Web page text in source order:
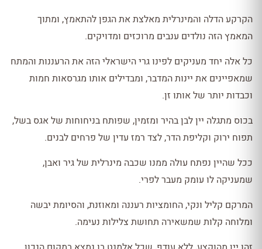
הקרקע הדלה והמינרלית מאלצת את הגפן להתאמץ, ומתוך
המאמץ הזה נולדים ענבים מרוכזים ומדויקים.
כל אלה יחד מעניקים לפינו גרי הישראלי הזה את הרעננות והמתח
שמאפיינים את יינות המדבר, ומבדילים אותו מגרסאות חמות
וכבדות יותר של אותו זן.
בכוס מתגלה יין לבן בהיר ומזמין, שפותח בניחוחות של אגס בשל,
תפוח ירוק וקליפת הדר, לצד רמז עדין של פרחים לבנים.
ככל שהיין נפתח עולה ממנו שכבה מינרלית של גיר ואבן,
שמעניקה לו עומק מעבר לפרי.
המרקם קליל ונקי, החומציות רעננה ומאוזנת, והסיומת יבשה
ומלוחה קלות שמשאירה תחושת צלילות נעימה.